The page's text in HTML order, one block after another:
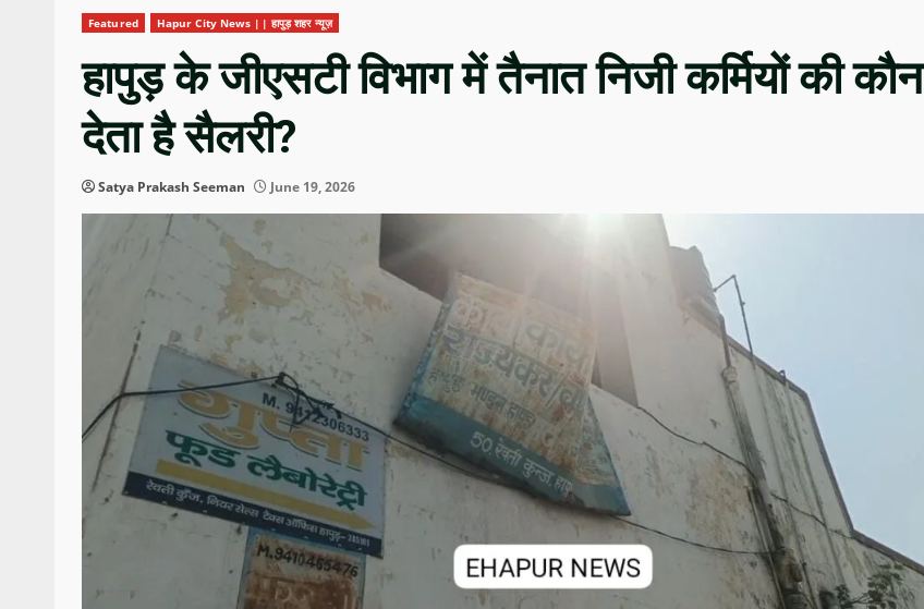
Featured Hapur City News || हापुड़ शहर न्यूज़
हापुड़ के जीएसटी विभाग में तैनात निजी कर्मियों की कौन
देता है सैलरी?
Satya Prakash Seeman June 19, 2026